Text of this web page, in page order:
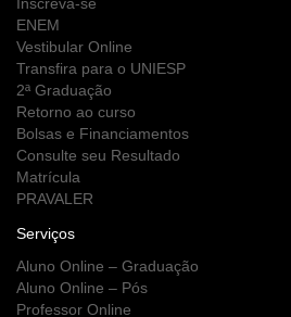
Inscreva-se
ENEM
Vestibular Online
Transfira para o UNIESP
2ª Graduação
Retorno ao curso
Bolsas e Financiamentos
Consulte seu Resultado
Matrícula
PRAVALER
Serviços
Aluno Online – Graduação
Aluno Online – Pós
Professor Online